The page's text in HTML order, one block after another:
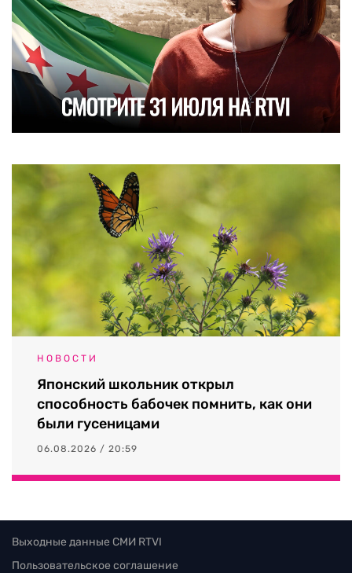
НОВОСТИ
Японский школьник открыл
способность бабочек помнить, как они
были гусеницами
06.08.2026 / 20:59
Выходные данные СМИ RTVI
Пользовательское соглашение